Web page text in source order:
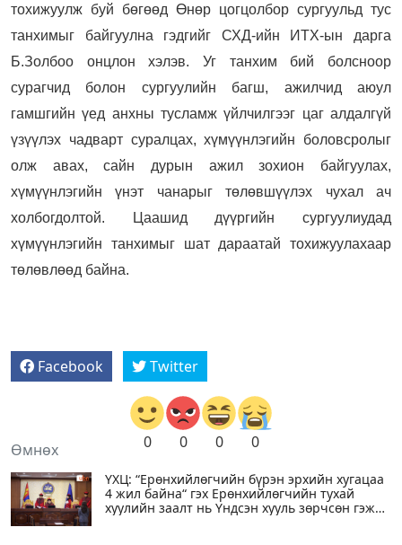
тохижуулж буй бөгөөд Өнөр цогцолбор сургуульд тус
танхимыг байгуулна гэдгийг СХД-ийн ИТХ-ын дарга
Б.Золбоо онцлон хэлэв. Уг танхим бий болсноор
сурагчид болон сургуулийн багш, ажилчид аюул
гамшгийн үед анхны тусламж үйлчилгээг цаг алдалгүй
үзүүлэх чадварт суралцах, хүмүүнлэгийн боловсролыг
олж авах, сайн дурын ажил зохион байгуулах,
хүмүүнлэгийн үнэт чанарыг төлөвшүүлэх чухал ач
холбогдолтой. Цаашид дүүргийн сургуулиудад
хүмүүнлэгийн танхимыг шат дараатай тохижуулахаар
төлөвлөөд байна.
Facebook Twitter
0 0 0 0
Өмнөх
ҮХЦ: “Ерөнхийлөгчийн бүрэн эрхийн хугацаа
4 жил байна“ гэх Ерөнхийлөгчийн тухай
хуулийн заалт нь Үндсэн хууль зөрчсөн гэж